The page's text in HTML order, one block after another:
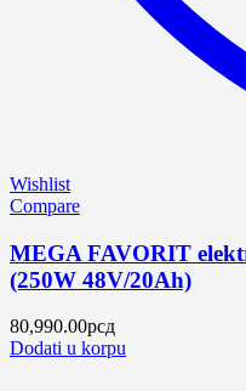
Wishlist
Compare
MEGA FAVORIT
(250W 48V/20Ah)
80,990.00рсд
Dodati u korpu